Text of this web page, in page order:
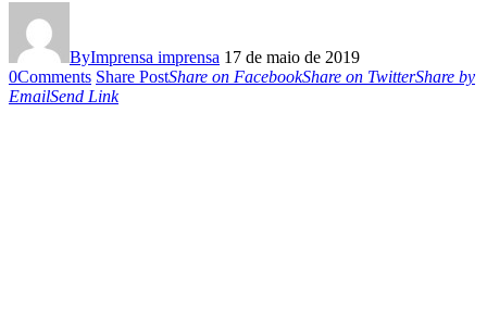
ByImprensa imprensa 17 de maio de 2019
0Comments Share PostShare on FacebookShare on TwitterShare by
EmailSend Link